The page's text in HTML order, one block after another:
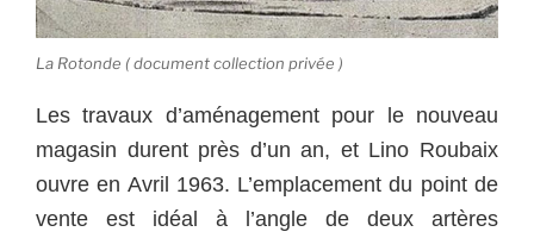
La Rotonde ( document collection privée )
Les travaux d’aménagement pour le nouveau
magasin durent près d’un an, et Lino Roubaix
ouvre en Avril 1963. L’emplacement du point de
vente est idéal à l’angle de deux artères